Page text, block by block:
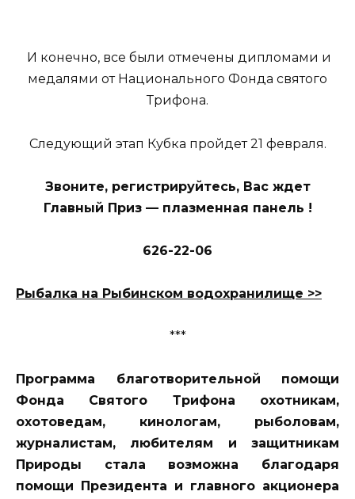
И конечно, все были отмечены дипломами и
медалями от Национального Фонда святого
Трифона.
Следующий этап Кубка пройдет 21 февраля.
Звоните, регистрируйтесь, Вас ждет
Главный Приз — плазменная панель !
626-22-06
Рыбалка на Рыбинском водохранилище >>
***
Программа благотворительной помощи
Фонда Святого Трифона охотникам,
охотоведам, кинологам, рыболовам,
журналистам, любителям и защитникам
Природы стала возможна благодаря
помощи Президента и главного акционера